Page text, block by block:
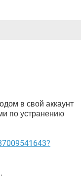
в свой аккаунт
по устранению